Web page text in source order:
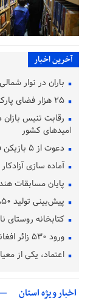
آخرین اخبار
باران در نوار
رقابت تنیس
امیدهای کشور
دعوت از ۵ بازیکن فوتسال خراسان رضوی به تیم ملی بانوان
آماده‌ سازی
پایان مسابقات
پیش‌بینی تولید ۸۵۰ هزار تن چغندرقند در مزارع خراسان رضوی
کتابخانه روستای
ورود ۵۳۰ زائر افغانستانی از مرز دوغارون تایباد
اعتماد، یکی از
اخبار ویژه استان